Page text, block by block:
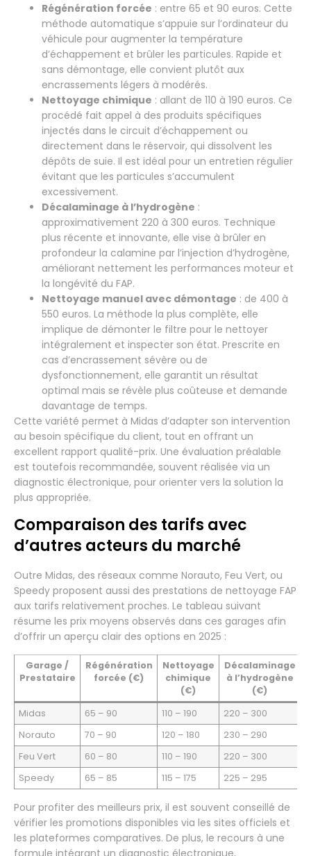
Régénération forcée : entre 65 et 90 euros. Cette
méthode automatique s’appuie sur l’ordinateur du
véhicule pour augmenter la température
d’échappement et brûler les particules. Rapide et
sans démontage, elle convient plutôt aux
encrassements légers à modérés.
Nettoyage chimique : allant de 110 à 190 euros. Ce
procédé fait appel à des produits spécifiques
injectés dans le circuit d’échappement ou
directement dans le réservoir, qui dissolvent les
dépôts de suie. Il est idéal pour un entretien régulier
évitant que les particules s’accumulent
excessivement.
Décalaminage à l’hydrogène :
approximativement 220 à 300 euros. Technique
plus récente et innovante, elle vise à brûler en
profondeur la calamine par l’injection d’hydrogène,
améliorant nettement les performances moteur et
la longévité du FAP.
Nettoyage manuel avec démontage : de 400 à
550 euros. La méthode la plus complète, elle
implique de démonter le filtre pour le nettoyer
intégralement et inspecter son état. Prescrite en
cas d’encrassement sévère ou de
dysfonctionnement, elle garantit un résultat
optimal mais se révèle plus coûteuse et demande
davantage de temps.
Cette variété permet à Midas d’adapter son intervention
au besoin spécifique du client, tout en offrant un
excellent rapport qualité-prix. Une évaluation préalable
est toutefois recommandée, souvent réalisée via un
diagnostic électronique, pour orienter vers la solution la
plus appropriée.
Comparaison des tarifs avec
d’autres acteurs du marché
Outre Midas, des réseaux comme Norauto, Feu Vert, ou
Speedy proposent aussi des prestations de nettoyage FAP
aux tarifs relativement proches. Le tableau suivant
résume les prix moyens observés dans ces garages afin
d’offrir un aperçu clair des options en 2025 :
Garage /
Prestataire
Régénération
forcée (€)
Nettoyage
chimique
(€)
Décalaminage
à l’hydrogène
(€)
Midas 65 – 90 110 – 190 220 – 300
Norauto
70 – 90 120 – 180 230 – 290
Feu Vert
60 – 80 110 – 190 220 – 300
Speedy
65 – 85 115 – 175 225 – 295
Pour profiter des meilleurs prix, il est souvent conseillé de
vérifier les promotions disponibles via les sites officiels et
les plateformes comparatives. De plus, le recours à une
formule intégrant un diagnostic électronique,